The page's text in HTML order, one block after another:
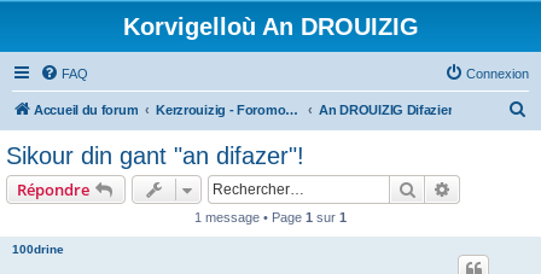
Korvigelloù An DROUIZIG
FAQ Connexion
Accueil du forum Kerzrouizig - Foromoù An Drouizig An DROUIZIG Difazier
Sikour din gant "an difazer"!
Répondre Rechercher
1 message • Page 1 sur 1
100drine